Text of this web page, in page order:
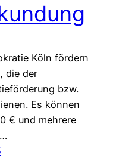
Köln fördern
die der
bzw.
Es können
€ und mehrere